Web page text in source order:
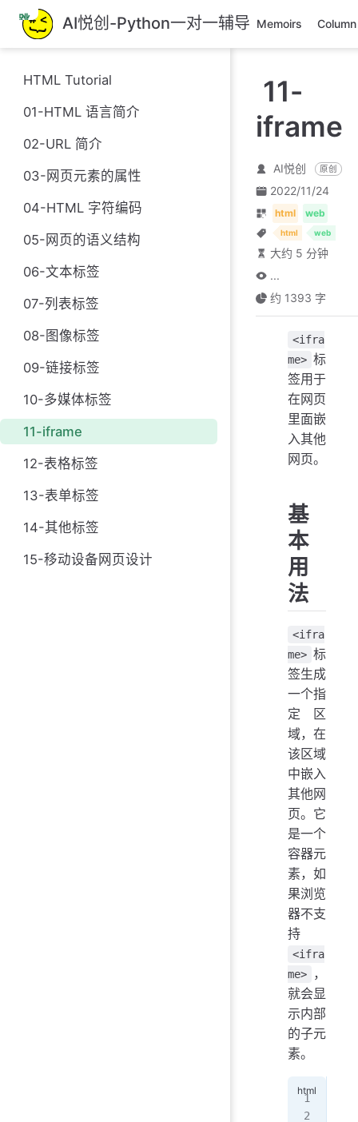
跳
至
主
內
AI悦创-Python一对一辅导 Memoirs Column
HTML Tutorial
01-HTML 语言简介
02-URL 简介
03-网页元素的属性
04-HTML 字符编码
05-网页的语义结构
06-文本标签
07-列表标签
08-图像标签
09-链接标签
10-多媒体标签
11-iframe
12-表格标签
13-表单标签
14-其他标签
15-移动设备网页设计
11-
iframe
AI悦创 原创
2022/11/24
html web
html web
大约 5 分钟
...
约 1393 字
<ifra
me> 标
签用于
在网页
里面嵌
入其他
网页。
基
本
用
法
<ifra
me> 标
签生成
一个指
定区
域，在
该区域
中嵌入
其他网
页。它
是一个
容器元
素，如
果浏览
器不支
持
<ifra
me>
，
就会显
示内部
的子元
素。